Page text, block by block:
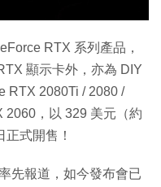
RTX 系列產品，
顯示卡外，亦為 DIY
RTX 2080Ti / 2080 /
2060，以 329 美元（約
式開售！
先報道，如今發布會已